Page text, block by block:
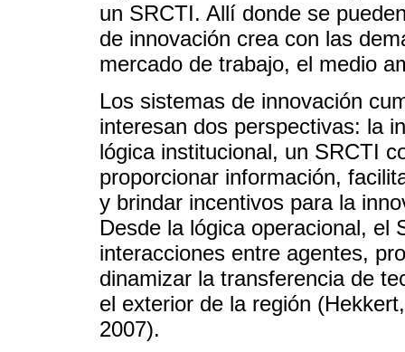
un SRCTI. Allí donde se
de innovación crea con las
mercado de trabajo, el medio
Los sistemas de innovación
interesan dos perspectivas: la
lógica institucional, un SRCTI
proporcionar información,
y brindar incentivos para la
Desde la lógica operacional, el
interacciones entre agentes,
dinamizar la transferencia de
el exterior de la región
2007).